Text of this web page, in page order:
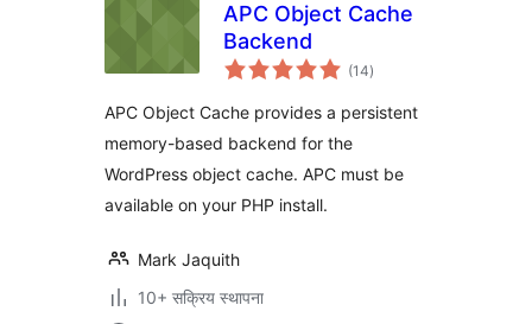
APC Object Cache
Backend
(14कुल
रेटिङ्गहरू
)
APC Object Cache provides a persistent
memory-based backend for the
WordPress object cache. APC must be
available on your PHP install.
Mark Jaquith
10+ सक्रिय स्थापना